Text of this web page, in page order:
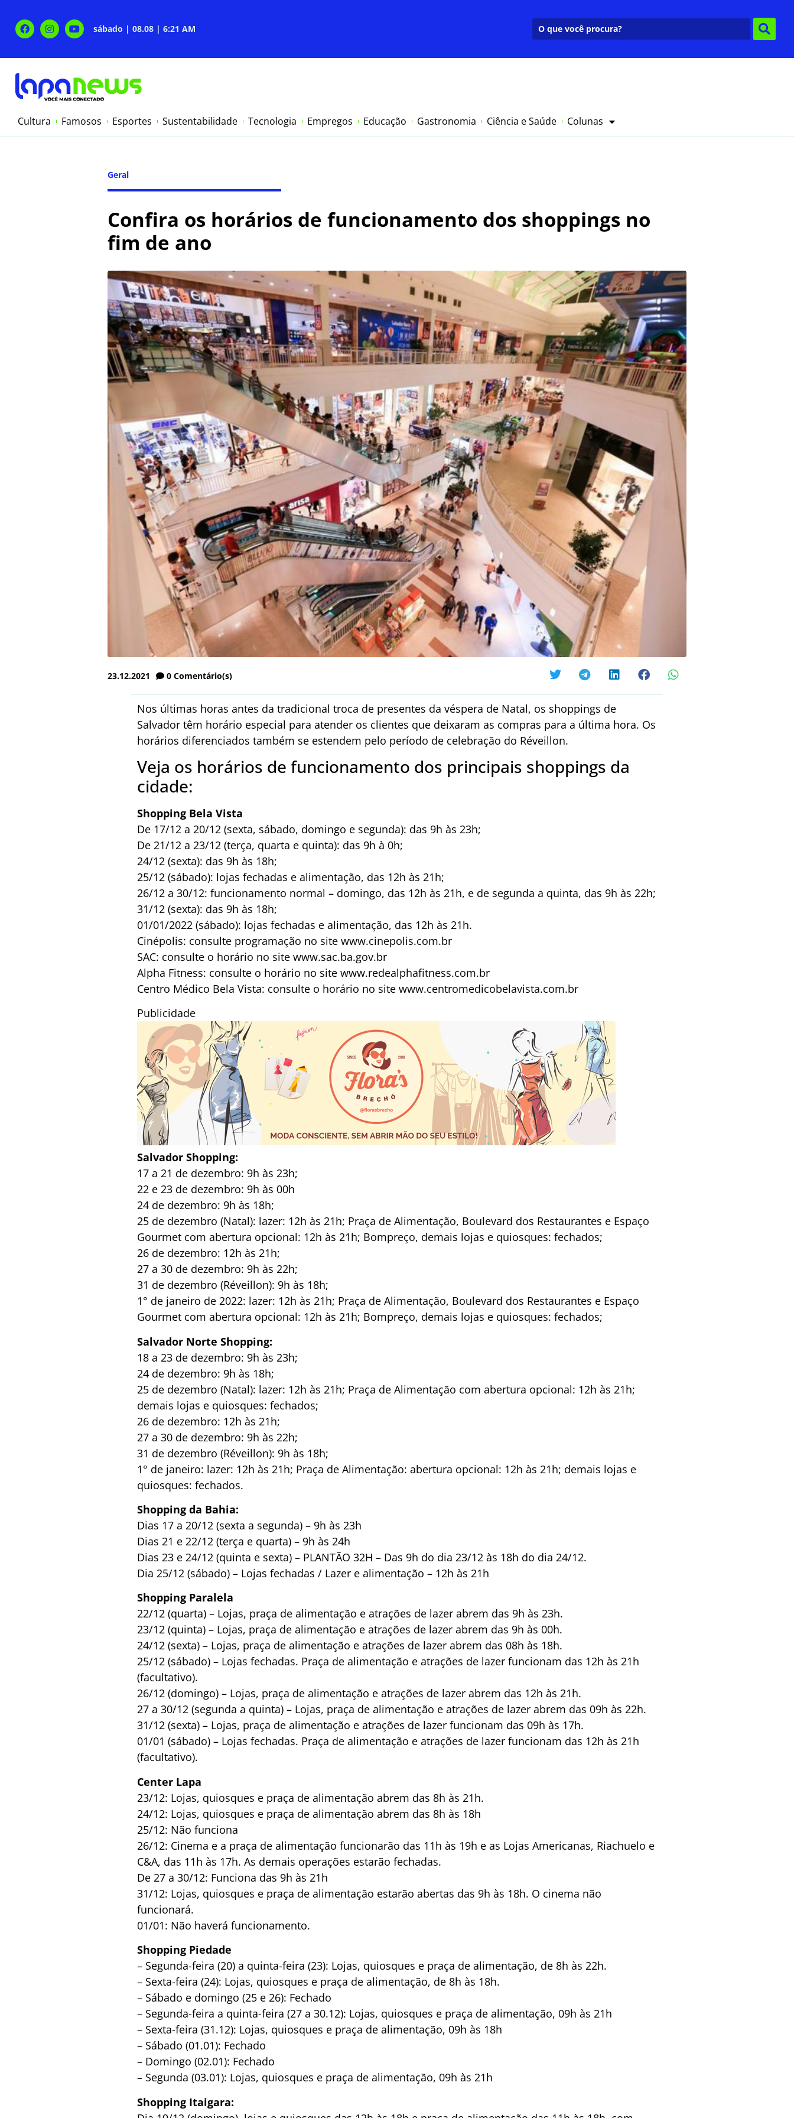
sábado | 08.08 | 6:21 AM
Cultura Famosos Esportes Sustentabilidade Tecnologia Empregos Educação Gastronomia Ciência e Saúde Colunas
Geral
Confira os horários de funcionamento dos shoppings no
fim de ano
23.12.2021 0 Comentário(s)
Nos últimas horas antes da tradicional troca de presentes da véspera de Natal, os shoppings de
Salvador têm horário especial para atender os clientes que deixaram as compras para a última hora. Os
horários diferenciados também se estendem pelo período de celebração do Réveillon.
Veja os horários de funcionamento dos principais shoppings da
cidade:
Shopping Bela Vista
De 17/12 a 20/12 (sexta, sábado, domingo e segunda): das 9h às 23h;
De 21/12 a 23/12 (terça, quarta e quinta): das 9h à 0h;
24/12 (sexta): das 9h às 18h;
25/12 (sábado): lojas fechadas e alimentação, das 12h às 21h;
26/12 a 30/12: funcionamento normal – domingo, das 12h às 21h, e de segunda a quinta, das 9h às 22h;
31/12 (sexta): das 9h às 18h;
01/01/2022 (sábado): lojas fechadas e alimentação, das 12h às 21h.
Cinépolis: consulte programação no site www.cinepolis.com.br
SAC: consulte o horário no site www.sac.ba.gov.br
Alpha Fitness: consulte o horário no site www.redealphafitness.com.br
Centro Médico Bela Vista: consulte o horário no site www.centromedicobelavista.com.br
Publicidade
Salvador Shopping:
17 a 21 de dezembro: 9h às 23h;
22 e 23 de dezembro: 9h às 00h
24 de dezembro: 9h às 18h;
25 de dezembro (Natal): lazer: 12h às 21h; Praça de Alimentação, Boulevard dos Restaurantes e Espaço
Gourmet com abertura opcional: 12h às 21h; Bompreço, demais lojas e quiosques: fechados;
26 de dezembro: 12h às 21h;
27 a 30 de dezembro: 9h às 22h;
31 de dezembro (Réveillon): 9h às 18h;
1° de janeiro de 2022: lazer: 12h às 21h; Praça de Alimentação, Boulevard dos Restaurantes e Espaço
Gourmet com abertura opcional: 12h às 21h; Bompreço, demais lojas e quiosques: fechados;
Salvador Norte Shopping:
18 a 23 de dezembro: 9h às 23h;
24 de dezembro: 9h às 18h;
25 de dezembro (Natal): lazer: 12h às 21h; Praça de Alimentação com abertura opcional: 12h às 21h;
demais lojas e quiosques: fechados;
26 de dezembro: 12h às 21h;
27 a 30 de dezembro: 9h às 22h;
31 de dezembro (Réveillon): 9h às 18h;
1° de janeiro: lazer: 12h às 21h; Praça de Alimentação: abertura opcional: 12h às 21h; demais lojas e
quiosques: fechados.
Shopping da Bahia:
Dias 17 a 20/12 (sexta a segunda) – 9h às 23h
Dias 21 e 22/12 (terça e quarta) – 9h às 24h
Dias 23 e 24/12 (quinta e sexta) – PLANTÃO 32H – Das 9h do dia 23/12 às 18h do dia 24/12.
Dia 25/12 (sábado) – Lojas fechadas / Lazer e alimentação – 12h às 21h
Shopping Paralela
22/12 (quarta) – Lojas, praça de alimentação e atrações de lazer abrem das 9h às 23h.
23/12 (quinta) – Lojas, praça de alimentação e atrações de lazer abrem das 9h às 00h.
24/12 (sexta) – Lojas, praça de alimentação e atrações de lazer abrem das 08h às 18h.
25/12 (sábado) – Lojas fechadas. Praça de alimentação e atrações de lazer funcionam das 12h às 21h
(facultativo).
26/12 (domingo) – Lojas, praça de alimentação e atrações de lazer abrem das 12h às 21h.
27 a 30/12 (segunda a quinta) – Lojas, praça de alimentação e atrações de lazer abrem das 09h às 22h.
31/12 (sexta) – Lojas, praça de alimentação e atrações de lazer funcionam das 09h às 17h.
01/01 (sábado) – Lojas fechadas. Praça de alimentação e atrações de lazer funcionam das 12h às 21h
(facultativo).
Center Lapa
23/12: Lojas, quiosques e praça de alimentação abrem das 8h às 21h.
24/12: Lojas, quiosques e praça de alimentação abrem das 8h às 18h
25/12: Não funciona
26/12: Cinema e a praça de alimentação funcionarão das 11h às 19h e as Lojas Americanas, Riachuelo e
C&A, das 11h às 17h. As demais operações estarão fechadas.
De 27 a 30/12: Funciona das 9h às 21h
31/12: Lojas, quiosques e praça de alimentação estarão abertas das 9h às 18h. O cinema não
funcionará.
01/01: Não haverá funcionamento.
Shopping Piedade
– Segunda-feira (20) a quinta-feira (23): Lojas, quiosques e praça de alimentação, de 8h às 22h.
– Sexta-feira (24): Lojas, quiosques e praça de alimentação, de 8h às 18h.
– Sábado e domingo (25 e 26): Fechado
– Segunda-feira a quinta-feira (27 a 30.12): Lojas, quiosques e praça de alimentação, 09h às 21h
– Sexta-feira (31.12): Lojas, quiosques e praça de alimentação, 09h às 18h
– Sábado (01.01): Fechado
– Domingo (02.01): Fechado
– Segunda (03.01): Lojas, quiosques e praça de alimentação, 09h às 21h
Shopping Itaigara: